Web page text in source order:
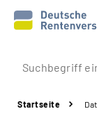
Prävention
Startseite